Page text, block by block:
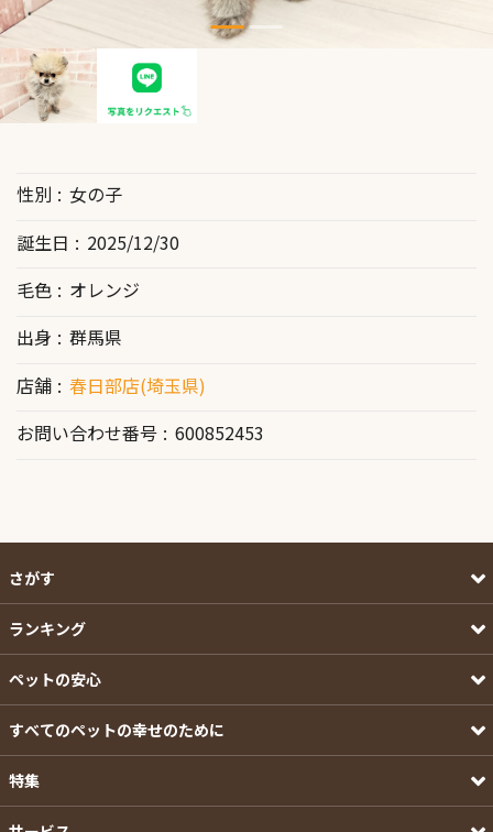
性別
女の子
誕生日
2025/12/30
毛色
オレンジ
出身
群馬県
店舗
春日部店(埼玉県)
お問い合わせ番号
600852453
さがす
ランキング
ペットの安心
すべてのペットの幸せのために
特集